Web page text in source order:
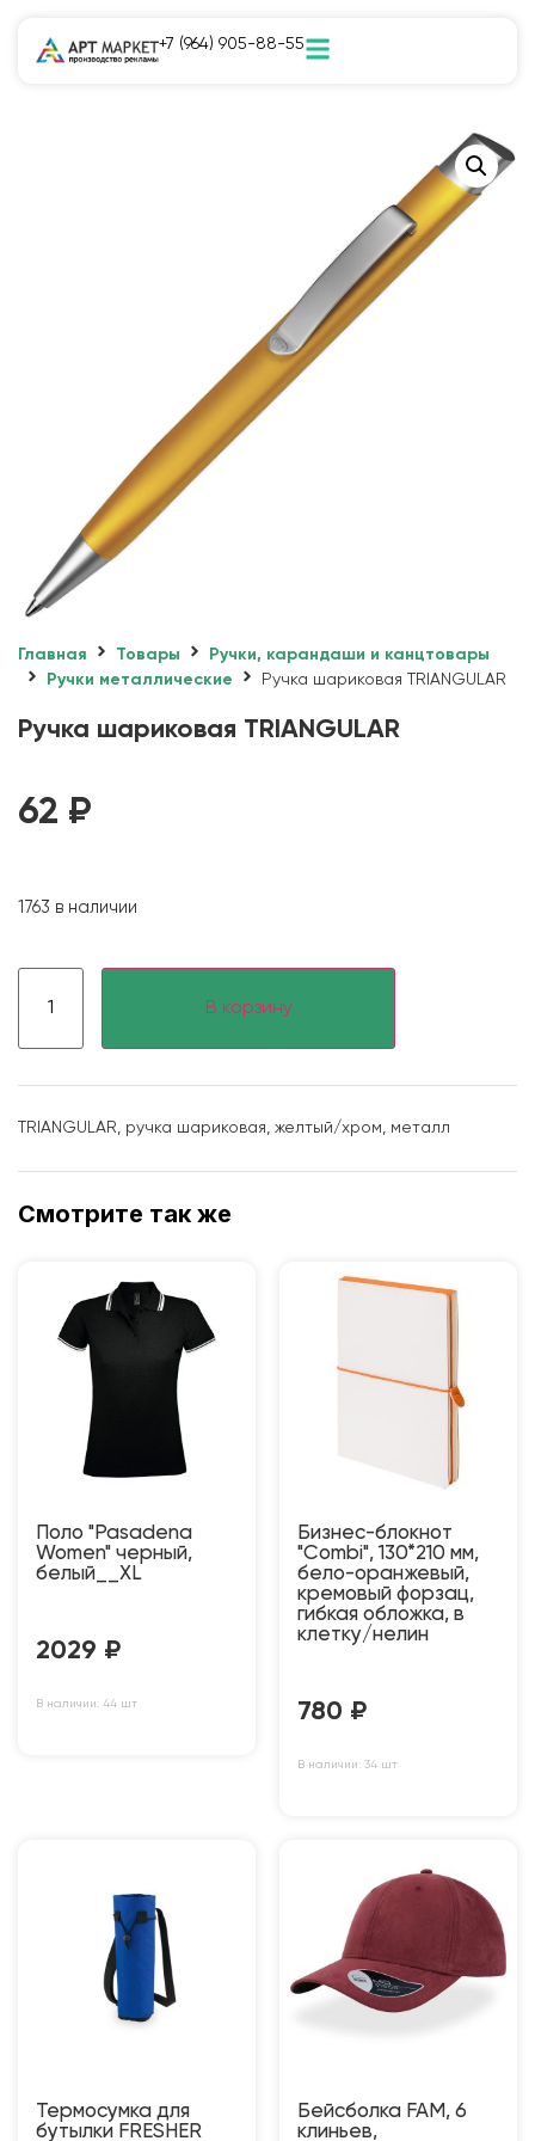
+7 (964) 905-88-55
Главная Товары
Ручки, карандаши и канцтовары
Ручки металлические
Ручка шариковая TRIANGULAR
Ручка шариковая TRIANGULAR
62 ₽
1763 в наличии
В корзину
TRIANGULAR, ручка шариковая, желтый/хром, металл
Смотрите так же
Поло "Pasadena
Women" черный,
белый__XL
2029 ₽
В наличии: 44 шт
Бизнес-блокнот
"Combi", 130*210 мм,
бело-оранжевый,
кремовый форзац,
гибкая обложка, в
клетку/нелин
780 ₽
В наличии: 34 шт
Термосумка для
бутылки FRESHER
Бейсболка FAM, 6
клиньев,